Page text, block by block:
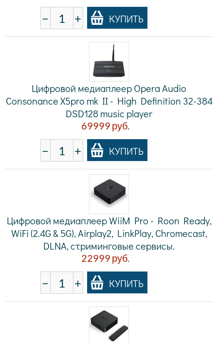
− + КУПИТЬ
Цифровой медиаплеер Opera Audio
Consonance X5pro mk II - High Definition 32-384
DSD128 music player
69999 руб.
− + КУПИТЬ
Цифровой медиаплеер WiiM Pro - Roon Ready,
WiFi (2.4G & 5G), Airplay2, LinkPlay, Chromecast,
DLNA, стриминговые сервисы.
22999 руб.
− + КУПИТЬ